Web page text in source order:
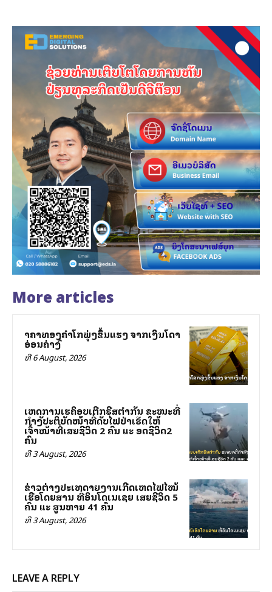
More articles
ລາຄາທອງຄຳໂລກພຸ່ງຂຶ້ນແຮງ ຈາກເງິນໂດລາ
ອ່ອນຄ່າລົງ
ທີ 6 August, 2026
ເຫດການເຮລິຄອບເຕີກຣີສຕຳກັນ ຂະໜະທີ່
ກຳລັງປະຕິບັດໜ້າທີ່ດັບໄຟປ່າເຮັດໃຫ້
ເຈົ້າໜ້າທີ່ເສຍຊີວິດ 2 ຄົນ ແລະ ລອດຊີວິດ2
ຄົນ
ທີ 3 August, 2026
ຂ່າວຕ່າງປະເທດລາຍງານເກີດເຫດໄຟໄໝ້
ເຮືອໂດຍສານ ທີ່ອິນໂດເນເຊຍ ເສຍຊີວິດ 5
ຄົນ ແລະ ສູນຫາຍ 41 ຄົນ
ທີ 3 August, 2026
LEAVE A REPLY